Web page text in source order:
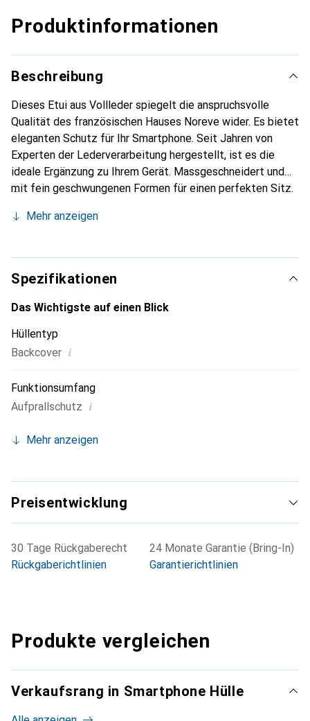
Produktinformationen
Beschreibung
Dieses Etui aus Vollleder spiegelt die anspruchsvolle
Qualität des französischen Hauses Noreve wider. Es bietet
eleganten Schutz für Ihr Smartphone. Seit Jahren von
Experten der Lederverarbeitung hergestellt, ist es die
ideale Ergänzung zu Ihrem Gerät. Massgeschneidert und
mit fein geschwungenen Formen für einen perfekten Sitz.
Smartphone. Die Marke Noreve ist international für ihre
für den anspruchsvollen Kunden.
Mehr anzeigen
Spezifikationen
Das Wichtigste auf einen Blick
Hüllentyp
Backcover i
Funktionsumfang
Aufprallschutz i
Mehr anzeigen
Preisentwicklung
30 Tage Rückgaberecht
Rückgaberichtlinien
24 Monate Garantie (Bring-In)
Garantierichtlinien
Produkte vergleichen
Verkaufsrang in Smartphone Hülle